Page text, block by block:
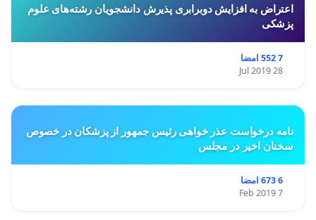
اعتراض به افزایش دوبرابری پذیرش دانشجویان رشته‌های علوم
پزشکی
7 552 امضا
28 Jul 2019
نامه درخواست عذر خواهی رئیس جمهور از پزشکان در خصوص
سخنان اخیر در مجلس
6 673 امضا
7 Feb 2019